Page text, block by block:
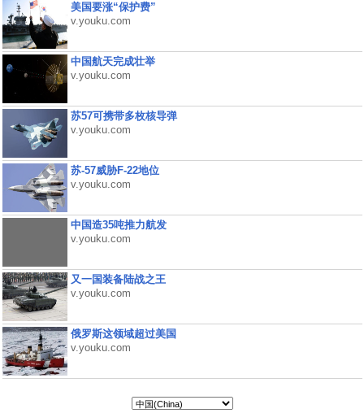
美国要涨“保护费”
v.youku.com
中国航天完成壮举
v.youku.com
苏57可携带多枚核导弹
v.youku.com
苏-57威胁F-22地位
v.youku.com
中国造35吨推力航发
v.youku.com
又一国装备陆战之王
v.youku.com
俄罗斯这领域超过美国
v.youku.com